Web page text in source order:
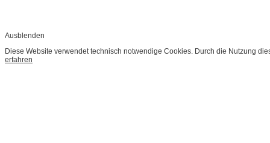
Ausblenden
Diese Website verwendet technisch notwendige Cookies. Durch die Nutzung
erfahren